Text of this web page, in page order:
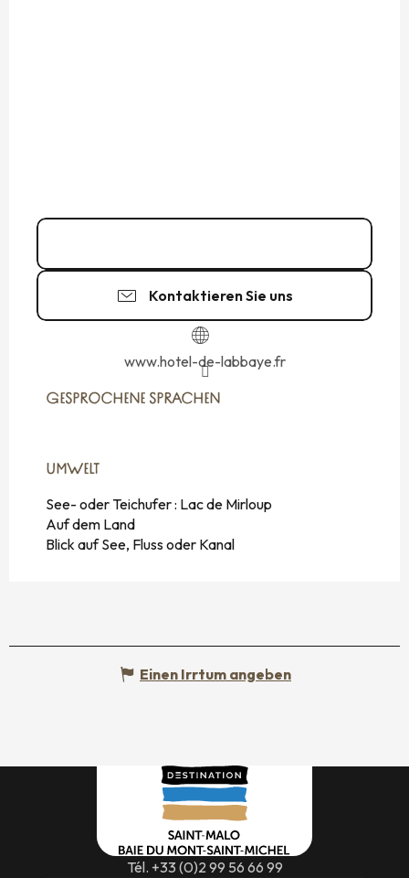
Kontaktieren Sie uns
www.hotel-de-labbaye.fr
GESPROCHENE SPRACHEN
GESPROCHENE SPRACHEN
UMWELT
UMWELT
See- oder Teichufer : Lac de Mirloup
Auf dem Land
Blick auf See, Fluss oder Kanal
Einen Irrtum angeben
Tél. +33 (0)2 99 56 66 99